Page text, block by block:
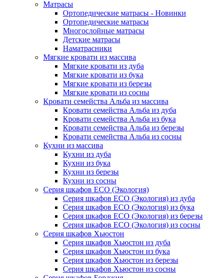
Матрасы
Ортопедические матрасы - Новинки
Ортопедические матрасы
Многослойные матрасы
Детские матрасы
Наматрасники
Мягкие кровати из массива
Мягкие кровати из дуба
Мягкие кровати из бука
Мягкие кровати из березы
Мягкие кровати из сосны
Кровати семейства Альба из массива
Кровати семейства Альба из дуба
Кровати семейства Альба из бука
Кровати семейства Альба из березы
Кровати семейства Альба из сосны
Кухни из массива
Кухни из дуба
Кухни из бука
Кухни из березы
Кухни из сосны
Серия шкафов ECO (Экология)
Серия шкафов ECO (Экология) из дуба
Серия шкафов ECO (Экология) из бука
Серия шкафов ECO (Экология) из березы
Серия шкафов ECO (Экология) из сосны
Серия шкафов Хьюстон
Серия шкафов Хьюстон из дуба
Серия шкафов Хьюстон из бука
Серия шкафов Хьюстон из березы
Серия шкафов Хьюстон из сосны